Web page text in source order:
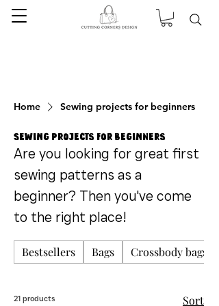
Home Sewing projects for beginners
Sewing projects for beginners
Are you looking for great first
sewing patterns as a
beginner? Then you've come
to the right place!
Bestsellers Bags Crossbody bags
21 products Sort